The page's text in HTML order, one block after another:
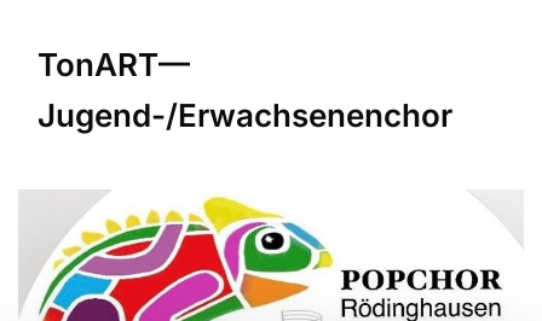
TonART—
Jugend-/Erwachsenenchor